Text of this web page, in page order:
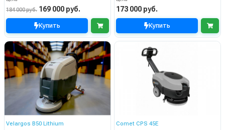
184 000 руб. 169 000 руб.
Купить
173 000 руб.
Купить
Velargos B50 Lithium Comet CPS 45E